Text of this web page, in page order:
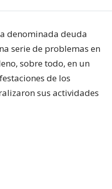
denominada deuda
serie de problemas en
sobre todo, en un
de los
sus actividades